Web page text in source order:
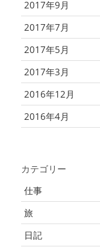
2017年9月
2017年7月
2017年5月
2017年3月
2016年12月
2016年4月
カテゴリー
仕事
旅
日記